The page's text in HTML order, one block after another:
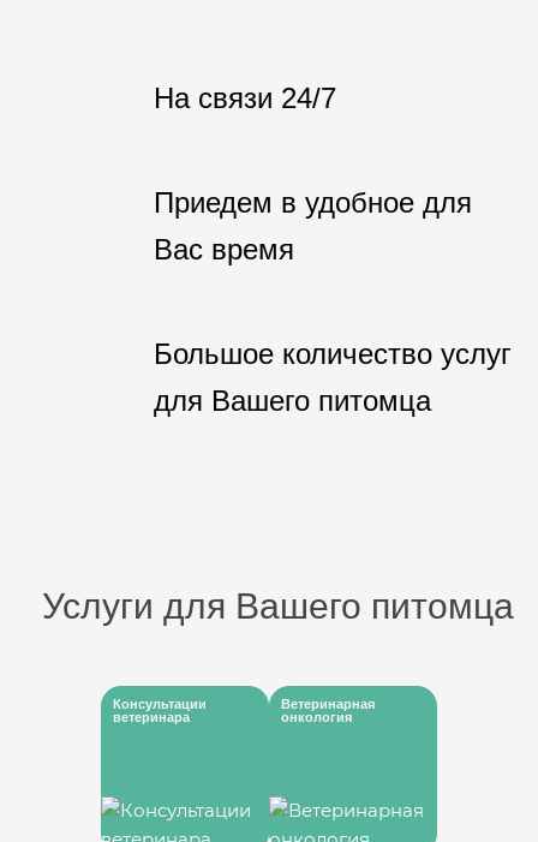
На связи 24/7
Приедем в удобное для
Вас время
Большое количество услуг
для Вашего питомца
Услуги для Вашего питомца
Консультации
ветеринара
Ветеринарная
онкология